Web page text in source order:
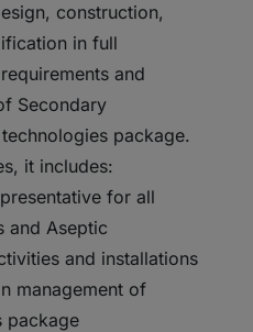
construction,
in full
and
Secondary
package.
it includes:
for all
and Aseptic
and installations
management of
package